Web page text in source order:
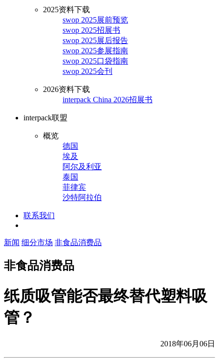
2025资料下载
swop 2025展前预览
swop 2025招展书
swop 2025展后报告
swop 2025参展指南
swop 2025口袋指南
swop 2025会刊
2026资料下载
interpack China 2026招展书
interpack联盟
概览
德国
埃及
阿尔及利亚
泰国
菲律宾
沙特阿拉伯
联系我们
新闻 细分市场 非食品消费品
非食品消费品
纸质吸管能否最终替代塑料吸
管？
2018年06月06日